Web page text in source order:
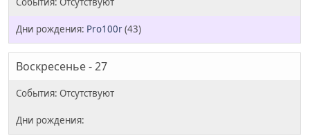
Pro100r(43)
Воскресенье - 27